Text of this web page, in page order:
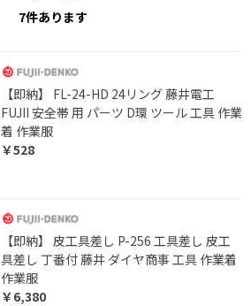
7件あります
【即納】 FL-24-HD 24リング 藤井電工
FUJII 安全帯 用 パーツ D環 ツール 工具 作業
着 作業服
￥528
【即納】 皮工具差し P-256 工具差し 皮工
具差し 丁番付 藤井 ダイヤ商事 工具 作業着
作業服
￥6,380